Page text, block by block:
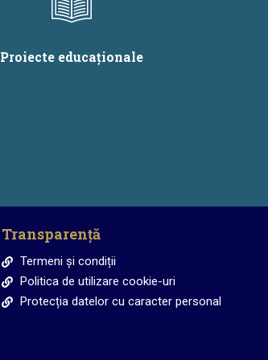
Proiecte educaționale
Transparență
Termeni și condiții
Politica de utilizare cookie-uri
Protecția datelor cu caracter personal